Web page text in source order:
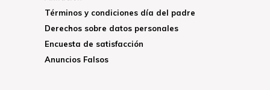
Términos y condiciones día del padre
Derechos sobre datos personales
Encuesta de satisfacción
Anuncios Falsos